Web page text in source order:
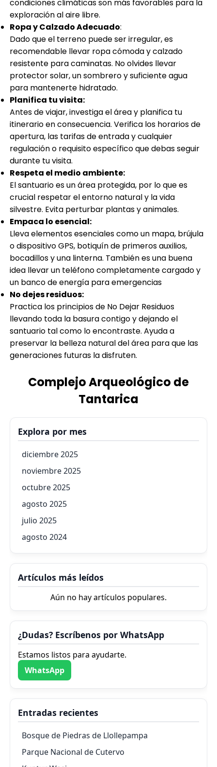
condiciones climáticas son más favorables para la
exploración al aire libre.
Ropa y Calzado Adecuado:
Dado que el terreno puede ser irregular, es
recomendable llevar ropa cómoda y calzado
resistente para caminatas. No olvides llevar
protector solar, un sombrero y suficiente agua
para mantenerte hidratado.
Planifica tu visita:
Antes de viajar, investiga el área y planifica tu
itinerario en consecuencia. Verifica los horarios de
apertura, las tarifas de entrada y cualquier
regulación o requisito específico que debas seguir
durante tu visita.
Respeta el medio ambiente:
El santuario es un área protegida, por lo que es
crucial respetar el entorno natural y la vida
silvestre. Evita perturbar plantas y animales.
Empaca lo esencial:
Lleva elementos esenciales como un mapa, brújula
o dispositivo GPS, botiquín de primeros auxilios,
bocadillos y una linterna. También es una buena
idea llevar un teléfono completamente cargado y
un banco de energía para emergencias
No dejes residuos:
Practica los principios de No Dejar Residuos
llevando toda la basura contigo y dejando el
santuario tal como lo encontraste. Ayuda a
preservar la belleza natural del área para que las
generaciones futuras la disfruten.
Complejo Arqueológico de
Tantarica
Explora por mes
diciembre 2025
noviembre 2025
octubre 2025
agosto 2025
julio 2025
agosto 2024
Artículos más leídos
Aún no hay artículos populares.
¿Dudas? Escríbenos por WhatsApp
Estamos listos para ayudarte.
WhatsApp
Entradas recientes
Bosque de Piedras de Llollepampa
Parque Nacional de Cutervo